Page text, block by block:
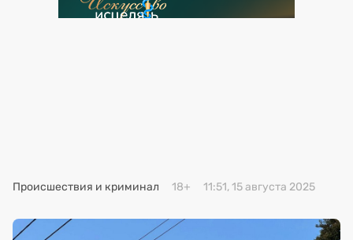
Искусство исцелять
Происшествия и криминал 18+ 11:51, 15 августа 2025